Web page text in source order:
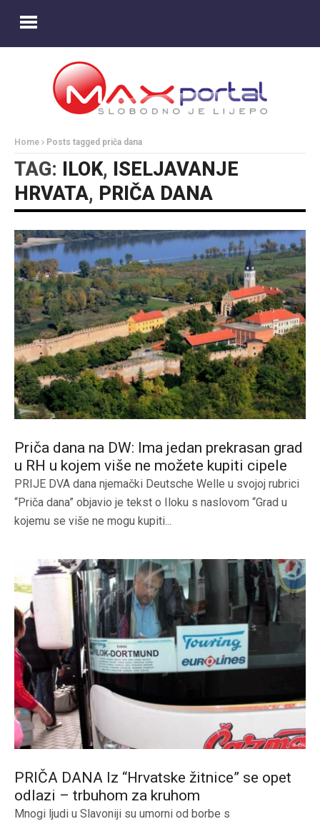
Home Posts tagged priča dana
TAG: ILOK, ISELJAVANJE
HRVATA, PRIČA DANA
Priča dana na DW: Ima jedan prekrasan grad
u RH u kojem više ne možete kupiti cipele
PRIJE DVA dana njemački Deutsche Welle u svojoj rubrici
“Priča dana” objavio je tekst o Iloku s naslovom “Grad u
kojemu se više ne mogu kupiti...
PRIČA DANA Iz “Hrvatske žitnice” se opet
odlazi – trbuhom za kruhom
Mnogi ljudi u Slavoniji su umorni od borbe s